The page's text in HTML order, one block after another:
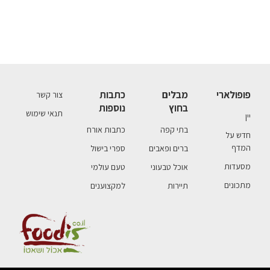
פופולארי
יין
חדש על
המדף
מסעדות
מתכונים
מבלים
בחוץ
בתי קפה
ברים ופאבים
אוכל טבעוני
תיירות
כתבות
נוספות
כתבות אורח
ספרי בישול
טעם עולמי
למקצוענים
צור קשר
תנאי שימוש